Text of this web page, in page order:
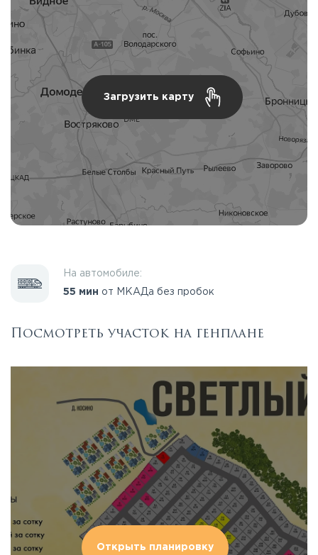
Загрузить карту
На автомобиле:
55 мин от МКАДа без пробок
Посмотреть участок на генплане
Открыть планировку